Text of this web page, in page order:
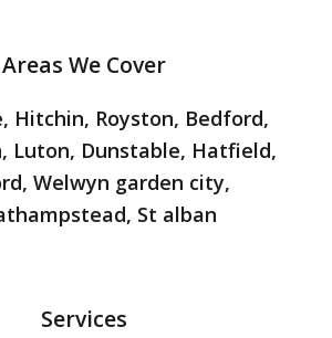
Areas We Cover
Hitchin, Royston, Bedford,
Luton, Dunstable, Hatfield,
Welwyn garden city,
St alban
Services